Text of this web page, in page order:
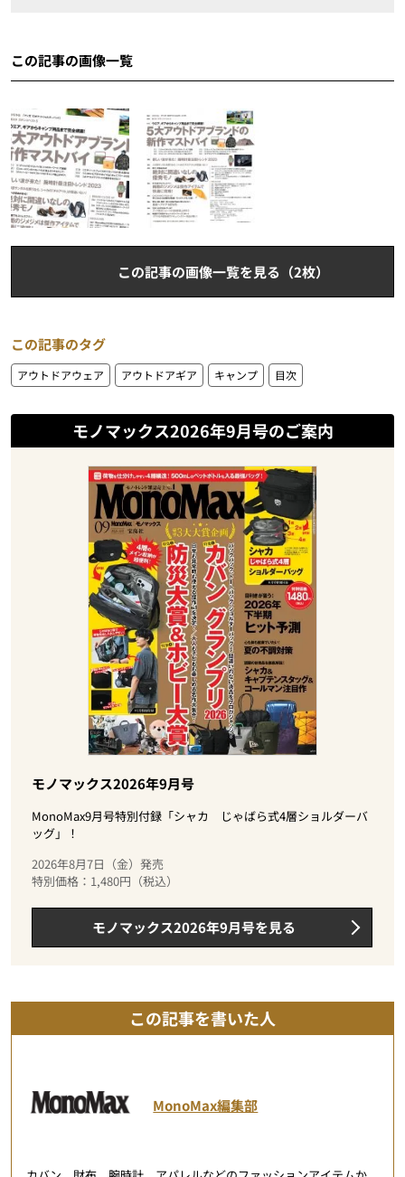
この記事の画像一覧
この記事の画像一覧を見る（2枚）
この記事のタグ
アウトドアウェア アウトドアギア キャンプ 目次
モノマックス2026年9月号のご案内
モノマックス2026年9月号
MonoMax9月号特別付録「シャカ じゃばら式4層ショルダーバ
ッグ」！
2026年8月7日（金）発売
特別価格：1,480円（税込）
モノマックス2026年9月号を見る
この記事を書いた人
MonoMax編集部